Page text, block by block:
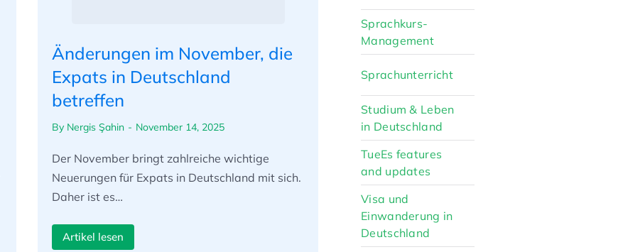
Änderungen im November, die
Expats in Deutschland
betreffen
By Nergis Şahin November 14, 2025
Der November bringt zahlreiche wichtige
Neuerungen für Expats in Deutschland mit sich.
Daher ist es…
Artikel lesen
Sprachkurs-
Management
Sprachunterricht
Studium & Leben
in Deutschland
TueEs features
and updates
Visa und
Einwanderung in
Deutschland